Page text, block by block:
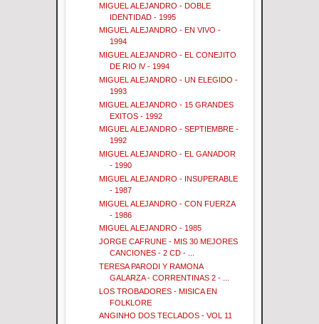
MIGUEL ALEJANDRO - DOBLE
IDENTIDAD - 1995
MIGUEL ALEJANDRO - EN VIVO -
1994
MIGUEL ALEJANDRO - EL CONEJITO
DE RIO lV - 1994
MIGUEL ALEJANDRO - UN ELEGIDO -
1993
MIGUEL ALEJANDRO - 15 GRANDES
EXITOS - 1992
MIGUEL ALEJANDRO - SEPTIEMBRE -
1992
MIGUEL ALEJANDRO - EL GANADOR
- 1990
MIGUEL ALEJANDRO - INSUPERABLE
- 1987
MIGUEL ALEJANDRO - CON FUERZA
- 1986
MIGUEL ALEJANDRO - 1985
JORGE CAFRUNE - MIS 30 MEJORES
CANCIONES - 2 CD - ...
TERESA PARODI Y RAMONA
GALARZA - CORRENTINAS 2 - ...
LOS TROBADORES - MISICA EN
FOLKLORE
ANGINHO DOS TECLADOS - VOL 11